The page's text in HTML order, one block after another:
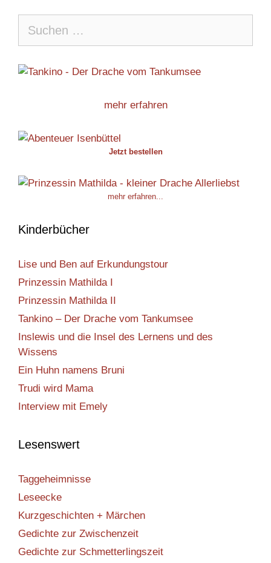
nach:
mehr erfahren
Jetzt bestellen
mehr erfahren...
Kinderbücher
Lise und Ben auf Erkundungstour
Prinzessin Mathilda I
Prinzessin Mathilda II
Tankino – Der Drache vom Tankumsee
Inslewis und die Insel des Lernens und des
Wissens
Ein Huhn namens Bruni
Trudi wird Mama
Interview mit Emely
Lesenswert
Taggeheimnisse
Leseecke
Kurzgeschichten + Märchen
Gedichte zur Zwischenzeit
Gedichte zur Schmetterlingszeit